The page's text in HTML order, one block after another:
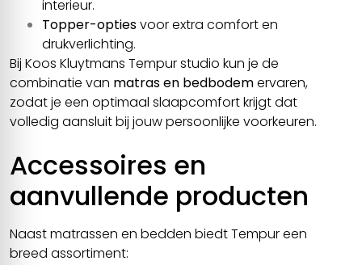
interieur.
Topper-optiesvoor extra comfort en
drukverlichting.
Bij Koos Kluytmans Tempur studio kun je de
combinatie van matras en bedbodemervaren,
zodat je een optimaal slaapcomfort krijgt dat
volledig aansluit bij jouw persoonlijke voorkeuren.
Accessoires en
aanvullende producten
Naast matrassen en bedden biedt Tempur een
breed assortiment: